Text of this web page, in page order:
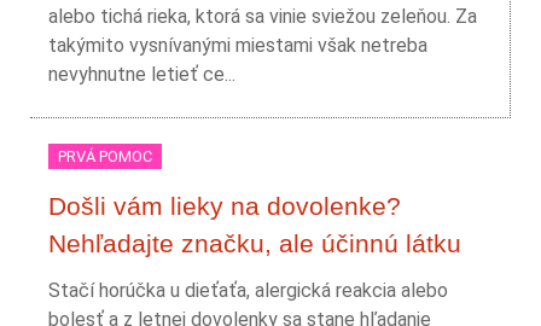
alebo tichá rieka, ktorá sa vinie sviežou zeleňou. Za
takýmito vysnívanými miestami však netreba
nevyhnutne letieť ce...
PRVÁ POMOC
Došli vám lieky na dovolenke?
Nehľadajte značku, ale účinnú látku
Stačí horúčka u dieťaťa, alergická reakcia alebo
bolesť a z letnej dovolenky sa stane hľadanie